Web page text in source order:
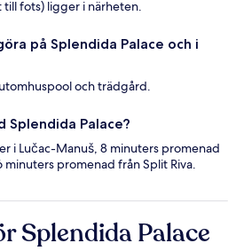
till fots) ligger i närheten.
på Splendida Palace och i
och trädgård.
Splendida Palace?
i Lučac-Manuš, 8 minuters promenad
minuters promenad från Split Riva.
Splendida Palace